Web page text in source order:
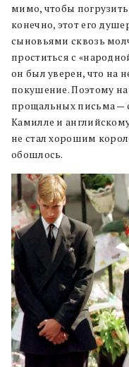
мимо, чтобы
конечно, этот его
сыновьями сквозь
проститься с
он был уверен, что на
покушение. Поэтому
прощальных письма —
Камилле и
не стал хорошим
обошлось.